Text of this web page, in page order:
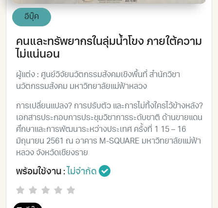
อีบุ๊ค
คนและทรัพยากรในลุ่มน้ำโขง ภายใต้ความ
ไม่แน่นอน
ผู้แต่ง : ศูนย์วิจัยนวัตกรรมสังคมเชิงพื้นที่ สำนักวิชา
นวัตกรรมสังคม มหาวิทยาลัยแม่ฟ้าหลวง
การเปลี่ยนแปลง? การปรับตัว และการไม่ทิ้งใครไว้ข้างหลัง?
เอกสารประกอบการประชุมวิชาการระดับชาติ ด้านขายแดน
ศึกษาและการพัฒนาระหว่างประเทศ ครั้งที่ 1 15 – 16
มิถุนายน 2561 ณ อาคาร M-SQUARE มหาวิทยาลัยแม่ฟ้า
หลวง จังหวัดเชียงราย
พร้อมใช้งาน : ไม่จำกัด